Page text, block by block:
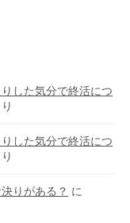
した気分で終活につ
した気分で終活につ
りがある？ に